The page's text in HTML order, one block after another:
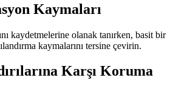
Kaymaları
kaydetmelerine olanak tanırken, basit bir
kaymalarını tersine çevirin.
Karşı Koruma